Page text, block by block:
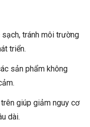
tránh môi trường
triển.
sản phẩm không
giúp giảm nguy cơ
dài.